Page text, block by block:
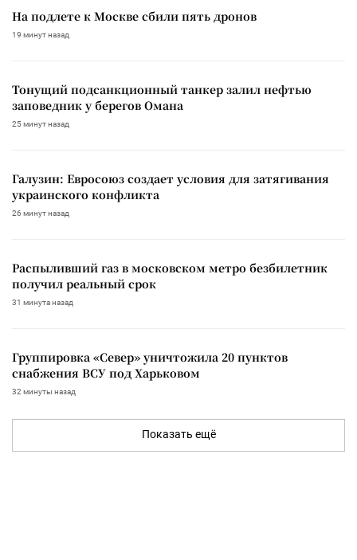
На подлете к Москве сбили пять дронов
19 минут назад
Тонущий подсанкционный танкер залил нефтью
заповедник у берегов Омана
25 минут назад
Галузин: Евросоюз создает условия для затягивания
украинского конфликта
26 минут назад
Распыливший газ в московском метро безбилетник
получил реальный срок
31 минута назад
Группировка «Север» уничтожила 20 пунктов
снабжения ВСУ под Харьковом
32 минуты назад
Показать ещё